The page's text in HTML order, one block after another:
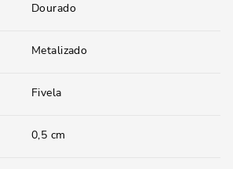
Dourado
Metalizado
Fivela
0,5 cm